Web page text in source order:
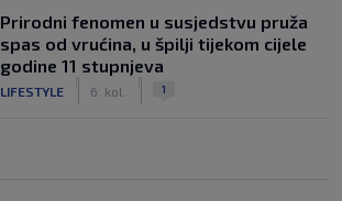
Prirodni fenomen u susjedstvu pruža
spas od vrućina, u špilji tijekom cijele
godine 11 stupnjeva
LIFESTYLE 6. kol. 1